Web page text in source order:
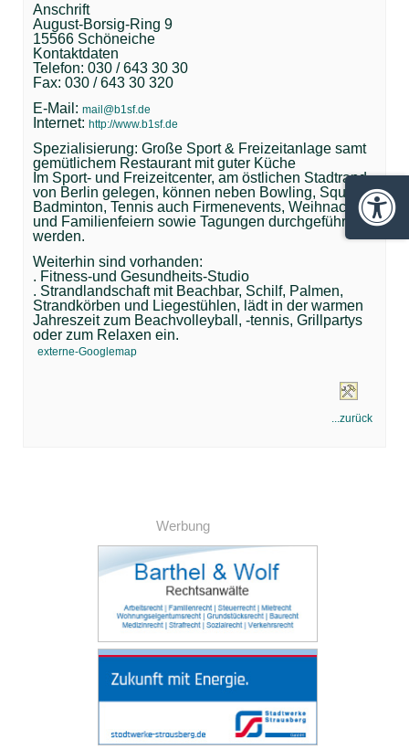
Anschrift
August-Borsig-Ring 9
15566 Schöneiche
Kontaktdaten
Telefon: 030 / 643 30 30
Fax: 030 / 643 30 320
E-Mail: mail@b1sf.de
Internet: http://www.b1sf.de
Spezialisierung: Große Sport & Freizeitanlage samt
gemütlichem Restaurant mit guter Küche
Im Sport- und Freizeitcenter, am östlichen Stadtrand
von Berlin gelegen, können neben Bowling, Squash,
Badminton, Tennis auch Firmenevents, Weihnachts-
und Familienfeiern sowie Tagungen durchgeführt
werden.
Weiterhin sind vorhanden:
. Fitness-und Gesundheits-Studio
. Strandlandschaft mit Beachbar, Schilf, Palmen,
Strandkörben und Liegestühlen, lädt in der warmen
Jahreszeit zum Beachvolleyball, -tennis, Grillpartys
oder zum Relaxen ein.
externe-Googlemap
...zurück
Werbung